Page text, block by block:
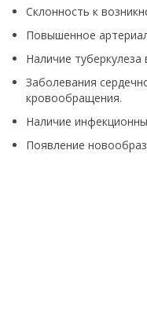
Склонность к
Повышенное
Наличие туберкулеза
Заболевания
кровообращения.
Наличие
Появление